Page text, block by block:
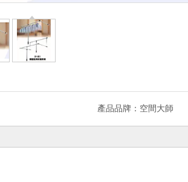
產品品牌： 空間大師